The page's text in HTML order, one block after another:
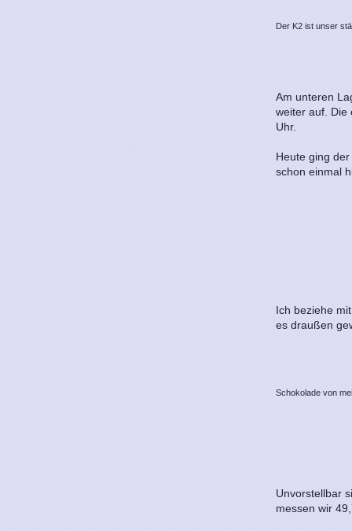
Der K2 ist unser
Am unteren
weiter auf. Die
Uhr.
Heute ging
schon einmal
Ich beziehe
es draußen
Schokolade von
Unvorstellbar
messen wir